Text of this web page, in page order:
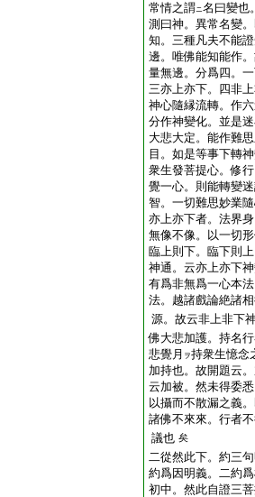
常情之謂ニ名曰變也
測曰神。異常名變
知。三種凡夫不能
邊。唯佛能知能作
量無邊。分爲四。
三亦上亦下。四非
神心隨縁流轉。作
分作神變化。並是
大悲大定。能作難
目。如是等事下轉
衆生發菩提心。修
覺一心。則能轉變
智。一切難思妙業
亦上亦下者。法界
無像不像。以一切
臨上則下。臨下則
神通。云亦上亦下
有爲非無爲一心本
法。越諸戲論絶諸
源。故云非上非下
佛大悲加護。持名
悲覺月 ヲ持衆生憶念
加持也。故開題云
云加被。然未得委
以攝而不散漏之義
諸佛不來來。行者
議也 矣
二從然此下。約三
約爲因明義。二約
初中。然此自證三